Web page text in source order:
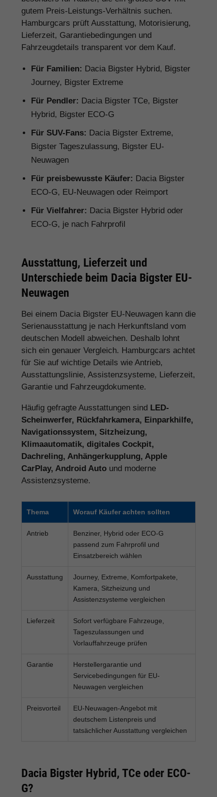
gutem Preis-Leistungs-Verhältnis suchen.
Hamburgcars prüft Ausstattung, Motorisierung,
Lieferzeit, Garantiebedingungen und
Fahrzeugdetails transparent vor dem Kauf.
Für Familien: Dacia Bigster Hybrid, Bigster
Journey, Bigster Extreme
Für Pendler: Dacia Bigster TCe, Bigster
Hybrid, Bigster ECO-G
Für SUV-Fans: Dacia Bigster Extreme,
Bigster Tageszulassung, Bigster EU-
Neuwagen
Für preisbewusste Käufer: Dacia Bigster
ECO-G, EU-Neuwagen oder Reimport
Für Vielfahrer: Dacia Bigster Hybrid oder
ECO-G, je nach Fahrprofil
Ausstattung, Lieferzeit und
Unterschiede beim Dacia Bigster EU-
Neuwagen
Bei einem Dacia Bigster EU-Neuwagen kann die
Serienausstattung je nach Herkunftsland vom
deutschen Modell abweichen. Deshalb lohnt
sich ein genauer Vergleich. Hamburgcars achtet
für Sie auf wichtige Details wie Antrieb,
Ausstattungslinie, Assistenzsysteme, Lieferzeit,
Garantie und Fahrzeugdokumente.
Häufig gefragte Ausstattungen sind LED-
Scheinwerfer, Rückfahrkamera, Einparkhilfe,
Navigationssystem, Sitzheizung,
Klimaautomatik, digitales Cockpit,
Dachreling, Anhängerkupplung, Apple
CarPlay, Android Auto und moderne
Assistenzsysteme.
Thema Worauf Käufer achten sollten
Antrieb
Benziner, Hybrid oder ECO-G
passend zum Fahrprofil und
Einsatzbereich wählen
Ausstattung
Journey, Extreme, Komfortpakete,
Kamera, Sitzheizung und
Assistenzsysteme vergleichen
Lieferzeit
Sofort verfügbare Fahrzeuge,
Tageszulassungen und
Vorlauffahrzeuge prüfen
Garantie
Herstellergarantie und
Servicebedingungen für EU-
Neuwagen vergleichen
Preisvorteil
EU-Neuwagen-Angebot mit
deutschem Listenpreis und
tatsächlicher Ausstattung vergleichen
Dacia Bigster Hybrid, TCe oder ECO-
G?